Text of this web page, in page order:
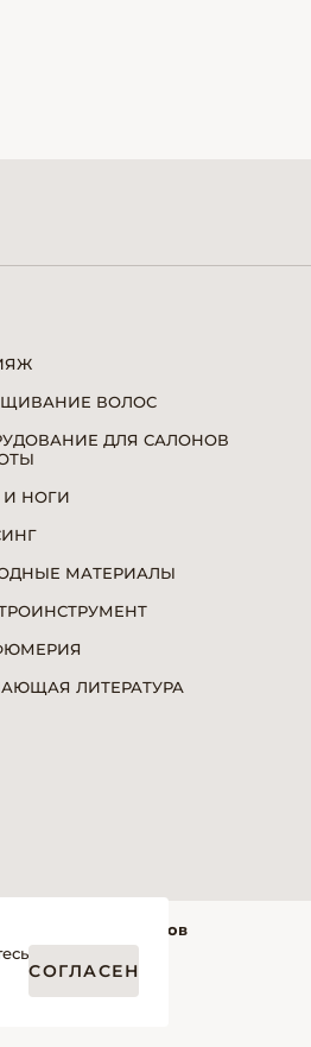
ВОЛОС
ДЛЯ САЛОНОВ
И НОГИ
МАТЕРИАЛЫ
ЛИТЕРАТУРА
для профессионалов
СОГЛАСЕН